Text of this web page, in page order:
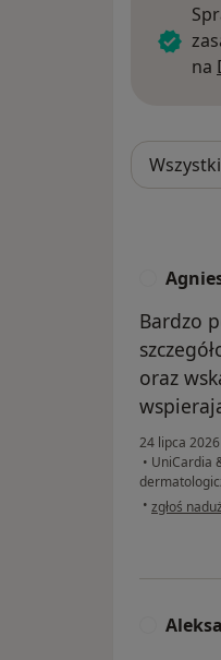
na
Bardzo
oraz
24 lipca 2026
• UniCardia
• w opinii
zgłoś